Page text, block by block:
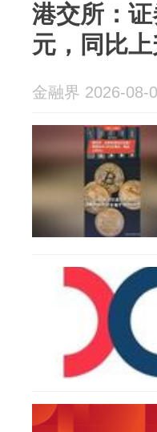
港交所：
元，同比
金融界 2026-08-